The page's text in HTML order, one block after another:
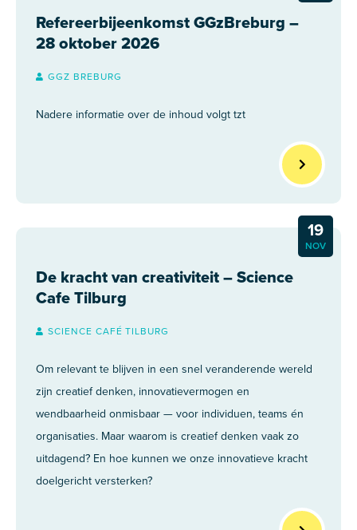
Refereerbijeenkomst GGzBreburg –
28 oktober 2026
GGZ BREBURG
Nadere informatie over de inhoud volgt tzt
De kracht van creativiteit – Science
Cafe Tilburg
19
NOV
SCIENCE CAFÉ TILBURG
Om relevant te blijven in een snel veranderende wereld
zijn creatief denken, innovatievermogen en
wendbaarheid onmisbaar — voor individuen, teams én
organisaties. Maar waarom is creatief denken vaak zo
uitdagend? En hoe kunnen we onze innovatieve kracht
doelgericht versterken?